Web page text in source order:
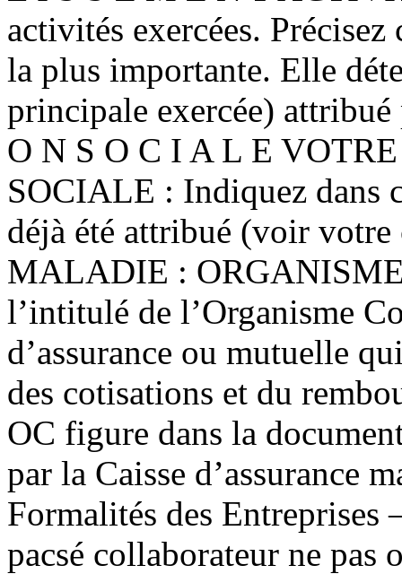
activités exercées.
la plus importante. Elle
principale exercée)
O N S O C I A L E
SOCIALE : Indiquez dans
déjà été attribué (voir
MALADIE :
l’intitulé de l’Organisme
d’assurance ou mutuelle
des cotisations et du
OC figure dans la
par la Caisse d’assurance
Formalités des
pacsé collaborateur ne pas